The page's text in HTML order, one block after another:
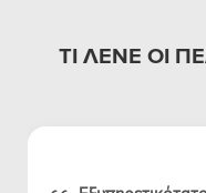
ΤΙ ΛΕΝΕ ΟΙ